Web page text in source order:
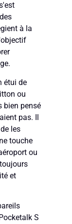
à la
étui de
ou
bien pensé
pas. Il
les
touche
ou
et
S